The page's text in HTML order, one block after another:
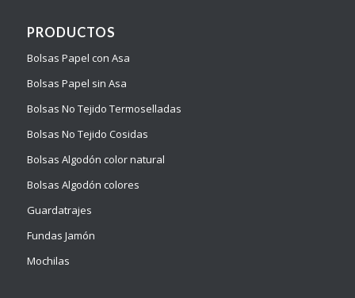
PRODUCTOS
Bolsas Papel con Asa
Bolsas Papel sin Asa
Bolsas No Tejido Termoselladas
Bolsas No Tejido Cosidas
Bolsas Algodón color natural
Bolsas Algodón colores
Guardatrajes
Fundas Jamón
Mochilas